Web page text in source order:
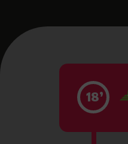
18’